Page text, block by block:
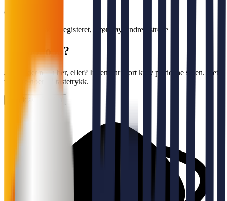
Gjeldsgrad
Kilde: Regnskapsregisteret, Brønnøysundregistrene
Halloooooo?
Jobber det noen her, eller? Ingen har gjort krav på denne siden. Det
tar bare noen få tastetrykk.
Gjør krav på siden